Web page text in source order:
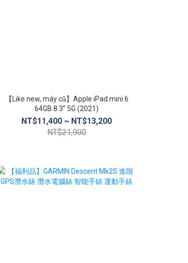
【Like new, máy cũ】Apple iPad mini 6
64GB 8.3” 5G (2021)
NT$11,400 ~ NT$13,200
NT$21,900